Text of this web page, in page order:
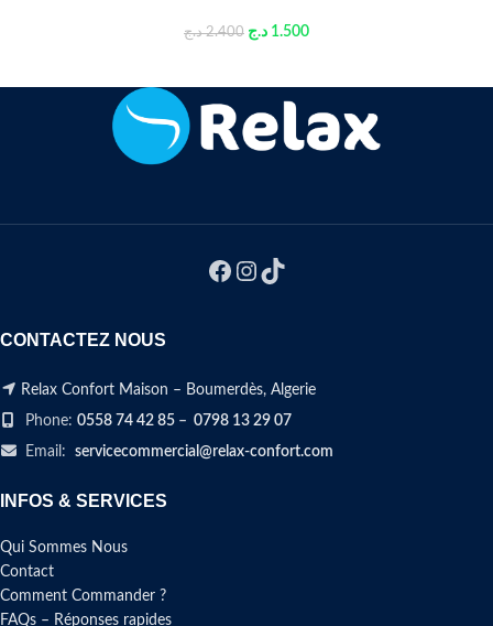
2.400 د.ج 1.500 د.ج
CONTACTEZ NOUS
Relax Confort Maison – Boumerdès, Algerie
Phone: 0558 74 42 85 – 0798 13 29 07
Email: servicecommercial@relax-confort.com
INFOS & SERVICES
Qui Sommes Nous
Contact
Comment Commander ?
FAQs – Réponses rapides